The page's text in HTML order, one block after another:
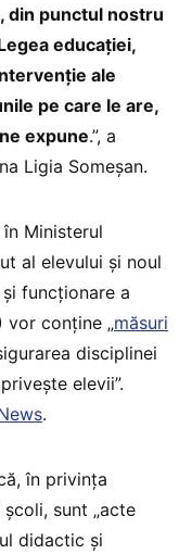
din punctul nostru
educaţiei,
ale
pe care le are,
expune.”, a
Ligia Someşan.
Ministerul
al elevului și noul
funcționare a
vor conține „măsuri
disciplinei
elevii”.
.
în privința
sunt „acte
didactic și